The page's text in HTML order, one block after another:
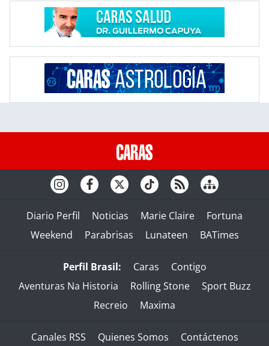
Diario Perfil Noticias Marie Claire
Fortuna
Weekend
Parabrisas Lunateen BATimes
Perfil Brasil: Caras
Contigo
Aventuras Na Historia
Rolling Stone
Sport Buzz
Recreio
Maxima
Canales RSS Quienes Somos Contáctenos